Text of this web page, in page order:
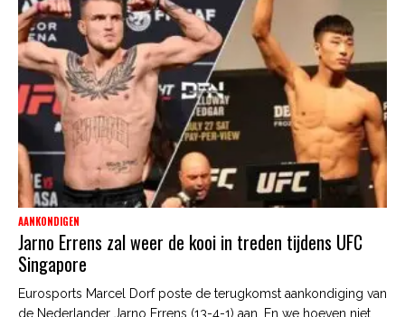
AANKONDIGEN
Jarno Errens zal weer de kooi in treden tijdens UFC
Singapore
Eurosports Marcel Dorf poste de terugkomst aankondiging van
de Nederlander Jarno Errens (13-4-1) aan. En we hoeven niet